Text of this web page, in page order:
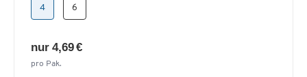
4 6
nur 4,69 €
pro Pak.